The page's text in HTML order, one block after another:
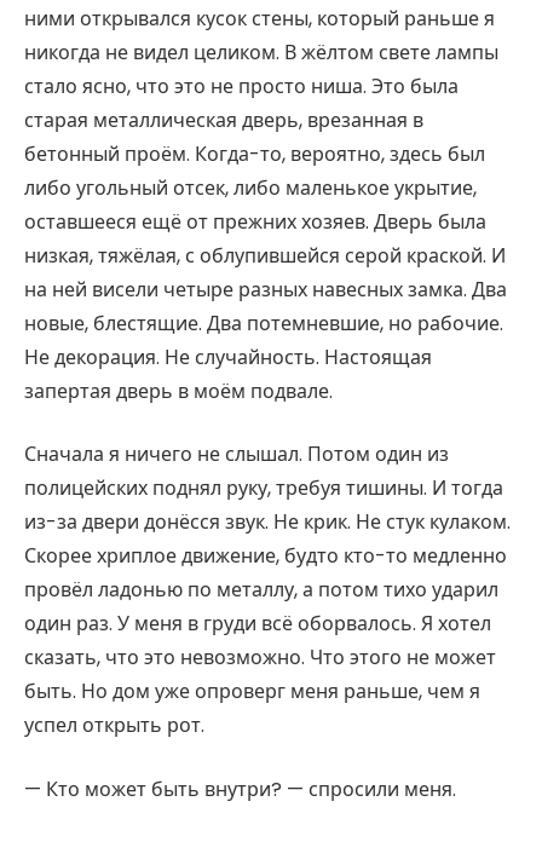
ними открывался кусок стены, который раньше я
никогда не видел целиком. В жёлтом свете лампы
стало ясно, что это не просто ниша. Это была
старая металлическая дверь, врезанная в
бетонный проём. Когда-то, вероятно, здесь был
либо угольный отсек, либо маленькое укрытие,
оставшееся ещё от прежних хозяев. Дверь была
низкая, тяжёлая, с облупившейся серой краской. И
на ней висели четыре разных навесных замка. Два
новые, блестящие. Два потемневшие, но рабочие.
Не декорация. Не случайность. Настоящая
запертая дверь в моём подвале.
Сначала я ничего не слышал. Потом один из
полицейских поднял руку, требуя тишины. И тогда
из-за двери донёсся звук. Не крик. Не стук кулаком.
Скорее хриплое движение, будто кто-то медленно
провёл ладонью по металлу, а потом тихо ударил
один раз. У меня в груди всё оборвалось. Я хотел
сказать, что это невозможно. Что этого не может
быть. Но дом уже опроверг меня раньше, чем я
успел открыть рот.
— Кто может быть внутри? — спросили меня.